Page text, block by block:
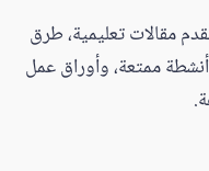
مقالات تعليمية، طرق
ممتعة، وأوراق عمل